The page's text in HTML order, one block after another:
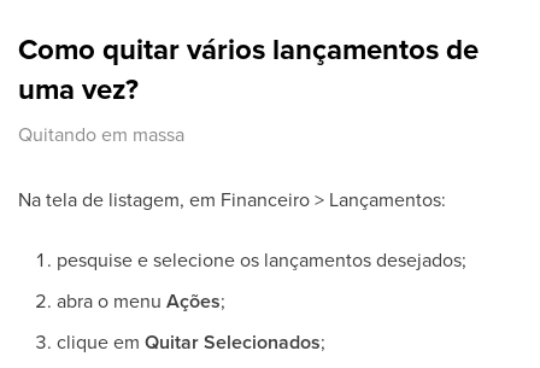
Como quitar vários lançamentos de
uma vez?
Quitando em massa
Na tela de listagem, em Financeiro > Lançamentos:
pesquise e selecione os lançamentos desejados;
abra o menu Ações;
clique em Quitar Selecionados;